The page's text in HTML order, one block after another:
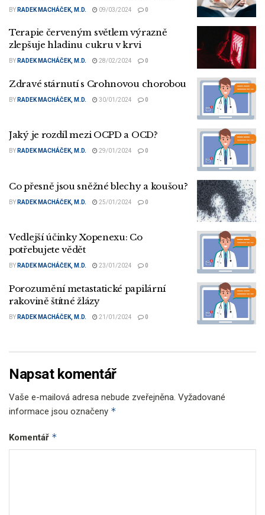
BY RADEK MACHÁČEK, M.D. 09/03/2024 0
Terapie červeným světlem výrazně
zlepšuje hladinu cukru v krvi
BY RADEK MACHÁČEK, M.D. 28/02/2024 0
Zdravé stárnutí s Crohnovou chorobou
BY RADEK MACHÁČEK, M.D. 30/01/2024 0
Jaký je rozdíl mezi OCPD a OCD?
BY RADEK MACHÁČEK, M.D. 29/01/2024 0
Co přesně jsou sněžné blechy a koušou?
BY RADEK MACHÁČEK, M.D. 25/01/2024 0
Vedlejší účinky Xopenexu: Co
potřebujete vědět
BY RADEK MACHÁČEK, M.D. 23/01/2024 0
Porozumění metastatické papilární
rakovině štítné žlázy
BY RADEK MACHÁČEK, M.D. 21/01/2024 0
Napsat komentář
Vaše e-mailová adresa nebude zveřejněna. Vyžadované
informace jsou označeny *
Komentář *